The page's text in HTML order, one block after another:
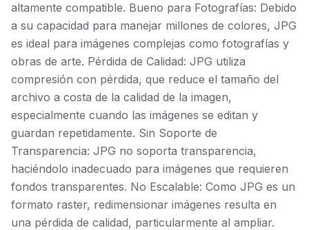
altamente compatible. Bueno para Fotografías: Debido
a su capacidad para manejar millones de colores, JPG
es ideal para imágenes complejas como fotografías y
obras de arte. Pérdida de Calidad: JPG utiliza
compresión con pérdida, que reduce el tamaño del
archivo a costa de la calidad de la imagen,
especialmente cuando las imágenes se editan y
guardan repetidamente. Sin Soporte de
Transparencia: JPG no soporta transparencia,
haciéndolo inadecuado para imágenes que requieren
fondos transparentes. No Escalable: Como JPG es un
formato raster, redimensionar imágenes resulta en
una pérdida de calidad, particularmente al ampliar.